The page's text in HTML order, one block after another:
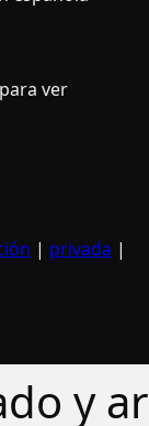
ver
| privada |
y